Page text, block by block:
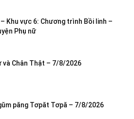
– Khu vực 6: Chương trình Bồi linh –
Phụ nữ
và Chân Thật – 7/8/2026
păng Tơpăt Tơpă – 7/8/2026